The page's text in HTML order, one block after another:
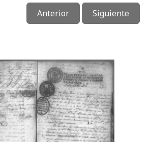
Anterior Siguiente